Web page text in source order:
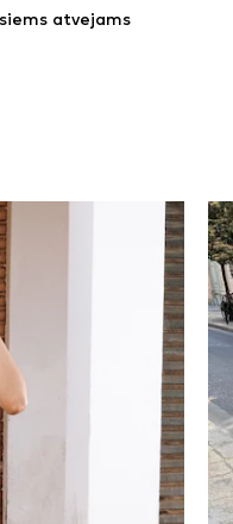
atvejams